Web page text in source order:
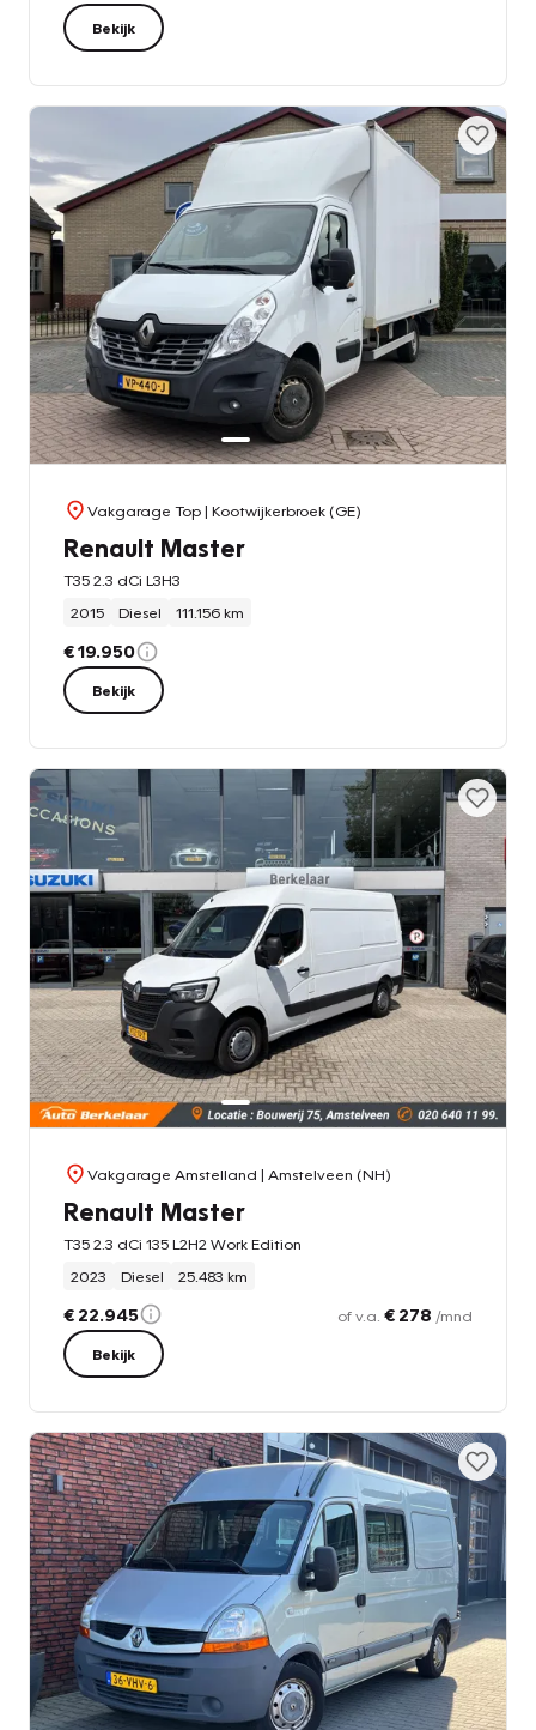
Bekijk
Vakgarage Top| Kootwijkerbroek (GE)
Renault Master
T35 2.3 dCi L3H3
2015
Diesel 111.156 km
€ 19.950
Bekijk
Vakgarage Amstelland | Amstelveen (NH)
Renault Master
T35 2.3 dCi 135 L2H2 Work Edition
2023
Diesel 25.483 km
€ 22.945 of v.a. € 278 /mnd
Bekijk